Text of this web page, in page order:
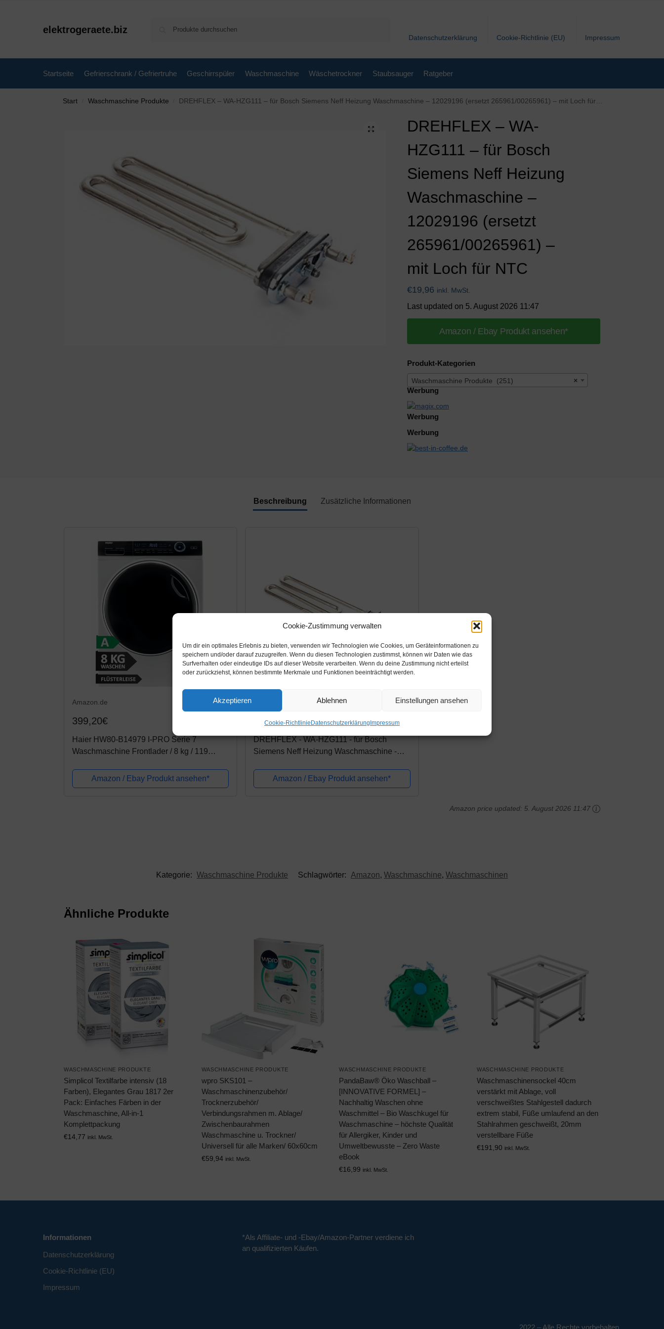
Cookie-Zustimmung verwalten
Um dir ein optimales Erlebnis zu bieten, verwenden wir Technologien wie Cookies, um Geräteinformationen zu
speichern und/oder darauf zuzugreifen. Wenn du diesen Technologien zustimmst, können wir Daten wie das
Surfverhalten oder eindeutige IDs auf dieser Website verarbeiten. Wenn du deine Zustimmung nicht erteilst
oder zurückziehst, können bestimmte Merkmale und Funktionen beeinträchtigt werden.
Akzeptieren Ablehnen Einstellungen ansehen
Cookie-Richtlinie Datenschutzerklärung Impressum
elektrogeraete.biz
Datenschutzerklärung Cookie-Richtlinie (EU) Impressum
Startseite Gefrierschrank / Gefriertruhe Geschirrspüler Waschmaschine Wäschetrockner Staubsauger Ratgeber
Start Waschmaschine Produkte DREHFLEX – WA-HZG111 – für Bosch Siemens Neff Heizung Waschmaschine – 12029196 (ersetzt 265961/00265961) – mit Loch für NTC
DREHFLEX – WA-
HZG111 – für Bosch
Siemens Neff Heizung
Waschmaschine –
12029196 (ersetzt
265961/00265961) –
mit Loch für NTC
€19,96 inkl. MwSt.
Last updated on 5. August 2026 11:47
Amazon / Ebay Produkt ansehen*
Produkt-Kategorien
×
Waschmaschine Produkte (251)
Werbung
Werbung
Werbung
Beschreibung Zusätzliche Informationen
Amazon.de
399,20€
Haier HW80-B14979 I-PRO Serie 7
Waschmaschine Frontlader / 8 kg / 119
/ ABT / Refresh-Dampfprogramm /...
Amazon / Ebay Produkt ansehen*
19,96€
DREHFLEX - WA-HZG111 - für Bosch
Siemens Neff Heizung Waschmaschine -
Loch für NTC
Amazon / Ebay Produkt ansehen*
Amazon price updated: 5. August 2026 11:47
Kategorie: Waschmaschine Produkte Schlagwörter: Amazon, Waschmaschine, Waschmaschinen
Ähnliche Produkte
WASCHMASCHINE PRODUKTE
Simplicol Textilfarbe intensiv (18
Farben), Elegantes Grau 1817 2er
Pack: Einfaches Färben in der
Waschmaschine, All-in-1
Komplettpackung
€14,77 inkl. MwSt.
WASCHMASCHINE PRODUKTE
wpro SKS101 –
Waschmaschinenzubehör/
Trocknerzubehör/
Verbindungsrahmen m. Ablage/
Zwischenbaurahmen
Waschmaschine u. Trockner/
Universell für alle Marken/ 60x60cm
€59,94 inkl. MwSt.
WASCHMASCHINE PRODUKTE
PandaBaw® Öko Waschball –
[INNOVATIVE FORMEL] –
Nachhaltig Waschen ohne
Waschmittel – Bio Waschkugel für
Waschmaschine – höchste Qualität
für Allergiker, Kinder und
Umweltbewusste – Zero Waste
eBook
€16,99 inkl. MwSt.
WASCHMASCHINE PRODUKTE
Waschmaschinensockel 40cm
verstärkt mit Ablage, voll
verschweißtes Stahlgestell dadurch
extrem stabil, Füße umlaufend an den
Stahlrahmen geschweißt, 20mm
verstellbare Füße
€191,90 inkl. MwSt.
Informationen
Datenschutzerklärung
Cookie-Richtlinie (EU)
Impressum
*Als Affiliate- und -Ebay/Amazon-Partner verdiene ich
an qualifizierten Käufen.
2022 – Alle Rechte vorbehalten.